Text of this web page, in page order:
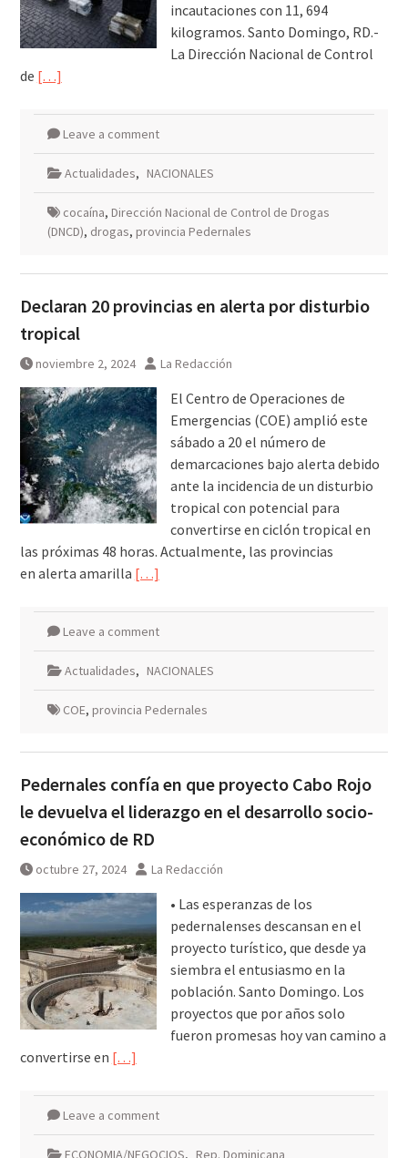
incautaciones con 11, 694
kilogramos. Santo Domingo, RD.-
La Dirección Nacional de Control
de […]
Leave a comment
Actualidades, NACIONALES
cocaína, Dirección Nacional de Control de Drogas
(DNCD), drogas, provincia Pedernales
Declaran 20 provincias en alerta por disturbio
tropical
noviembre 2, 2024 La Redacción
El Centro de Operaciones de
Emergencias (COE) amplió este
sábado a 20 el número de
demarcaciones bajo alerta debido
ante la incidencia de un disturbio
tropical con potencial para
convertirse en ciclón tropical en
las próximas 48 horas. Actualmente, las provincias
en alerta amarilla […]
Leave a comment
Actualidades, NACIONALES
COE, provincia Pedernales
Pedernales confía en que proyecto Cabo Rojo
le devuelva el liderazgo en el desarrollo socio-
económico de RD
octubre 27, 2024 La Redacción
• Las esperanzas de los
pedernalenses descansan en el
proyecto turístico, que desde ya
siembra el entusiasmo en la
población. Santo Domingo. Los
proyectos que por años solo
fueron promesas hoy van camino a
convertirse en […]
Leave a comment